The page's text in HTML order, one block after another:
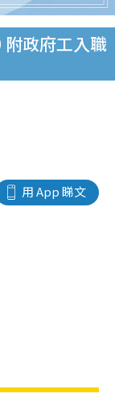
政府工入職
用 App 睇文